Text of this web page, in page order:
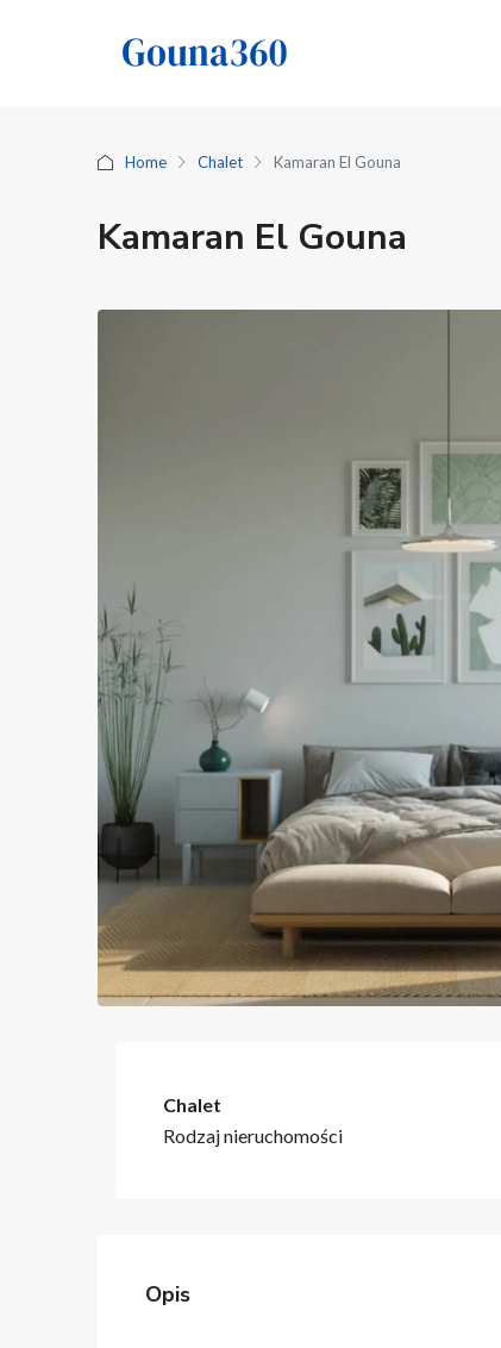
Home Chalet Kamaran El Gouna
Kamaran El Gouna
Chalet
Rodzaj nieruchomości
Opis